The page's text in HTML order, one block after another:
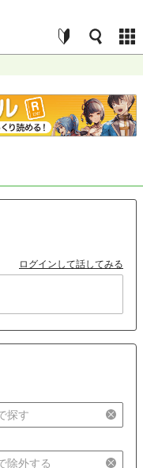
ログインして話してみる